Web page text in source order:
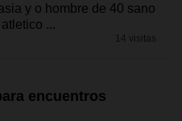
y o hombre de 40 sano
...
14 visitas
encuentros